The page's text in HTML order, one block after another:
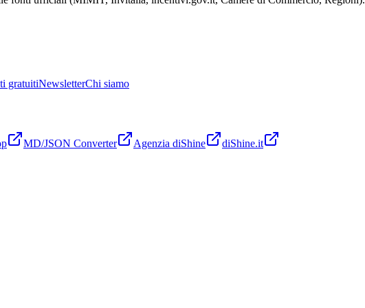
gratuitiNewsletterChi siamo
MD/JSON Converter Agenzia diShine diShine.it